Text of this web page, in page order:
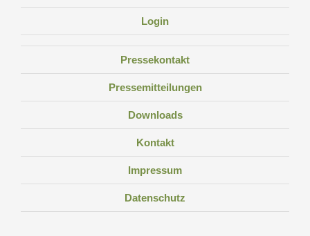
Login
Pressekontakt
Pressemitteilungen
Downloads
Kontakt
Impressum
Datenschutz